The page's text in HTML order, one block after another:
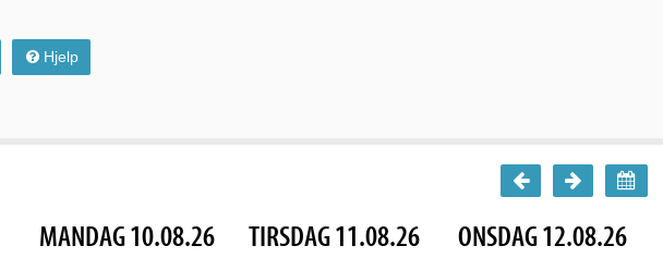
Hjelp
MANDAG 10.08.26 TIRSDAG 11.08.26 ONSDAG 12.08.26